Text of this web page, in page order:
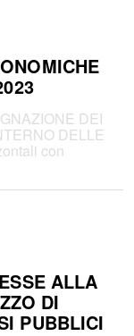
DEI
DELLE
con
ALLA
DI
PUBBLICI